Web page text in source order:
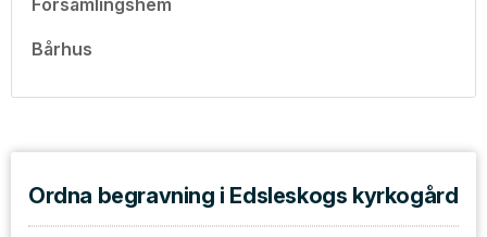
Bårhus
Ordna begravning i Edsleskogs kyrkogård